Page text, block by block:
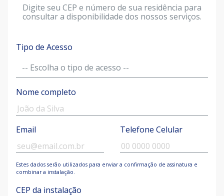
Digite seu CEP e número de sua residência para
consultar a disponibilidade dos nossos serviços.
Tipo de Acesso
Nome completo
Email Telefone Celular
Estes dados serão utilizados para enviar a confirmação de assinatura e
combinar a instalação.
CEP da instalação